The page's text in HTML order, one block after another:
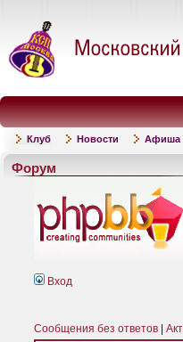
Клуб Новости Афиша
Форум
Вход
Сообщения без ответов